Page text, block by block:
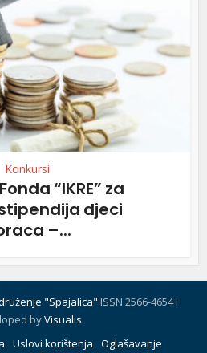
Konkursi
“IKRE” za
djeci
–...
"Spajalica" ISSN 2566-4654 I
byVisualis
Uslovi korištenja Oglašavanje